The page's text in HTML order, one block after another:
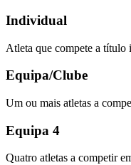
Individual
Atleta que compete a título
Equipa/Clube
Um ou mais atletas a
Equipa 4
Quatro atletas a competir